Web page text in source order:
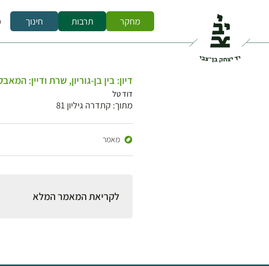
מחקר תרבות חינוך
דיון: בין בן-גוריון, שרת ודיין:
דוד טל
מתוך: קתדרה גיליון 81
מאמר
לקריאת המאמר המלא